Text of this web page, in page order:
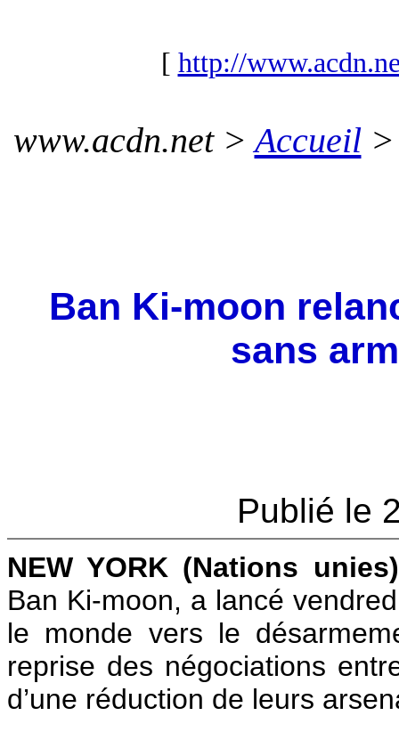
[ http://
www.acdn.net >Accueil
Ban Ki-moon
sans
Publié le
NEW YORK (Nations
Ban Ki-moon, a lancé
le monde vers le
reprise des négociations
d’une réduction de leurs